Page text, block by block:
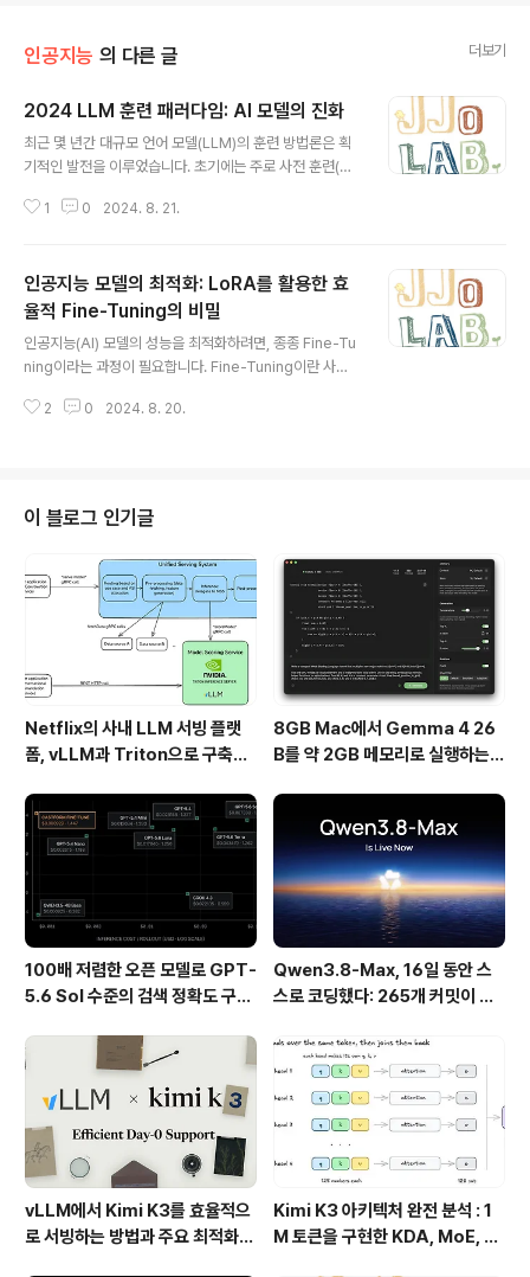
인공지능 의 다른 글 더보기
2024 LLM 훈련 패러다임: AI 모델의 진화
최근 몇 년간 대규모 언어 모델(LLM)의 훈련 방법론은 획
기적인 발전을 이루었습니다. 초기에는 주로 사전 훈련(pr
후속 훈련(post-training)을 통합하는 방향으로 진화하고
을 하고 있습니다. 이 글에서는 최근 발표된 주요 LLM 모
델들을 통해 최신 훈련 방법론의 트렌드를 자세히 살펴보
겠습니다.1. 사전 훈련: 새로운 접근 방식의 등장1.1 사전 훈
련의 기본 개념사전 훈련은 LLM이 대량의 데이터를 통해
기본 언어 패턴을 학습하는 단계입니다. 이 단계에서는 모
델이 다양한 텍스트 데이터를 처리하며 언어의 구조와 의
1 0 2024. 8. 21.
인공지능 모델의 최적화: LoRA를 활용한 효
율적 Fine-Tuning의 비밀
인공지능(AI) 모델의 성능을 최적화하려면, 종종 Fine-Tu
ning이라는 과정이 필요합니다. Fine-Tuning이란 사전
는 방법을 말합니다. 예를 들어, GPT-4 같은 대규모 언어
다. 이 문제를 해결하기 위해 다양한 기법이 개발되었고, 그
중 하나가 바로 PEFT(Parameter-Efficient Fine-Tun
ing)입니다.PEFT: 파라미터 효율적 Fine-TuningPEFT
는 **파라미터 효율적 Fine-Tuning(Parameter-Effici
ent ..
2 0 2024. 8. 20.
이 블로그 인기글
Netflix의 사내 LLM 서빙 플랫
폼, vLLM과 Triton으로 구축한
8GB Mac에서 Gemma 4 26
B를 약 2GB 메모리로 실행하는 T
100배 저렴한 오픈 모델로 GPT-
5.6 Sol 수준의 검색 정확도 구현
Qwen3.8-Max, 16일 동안 스
스로 코딩했다: 265개 커밋이 보
vLLM에서 Kimi K3를 효율적으
로 서빙하는 방법과 주요 최적화
Kimi K3 아키텍처 완전 분석 : 1
M 토큰을 구현한 KDA, MoE, Fl